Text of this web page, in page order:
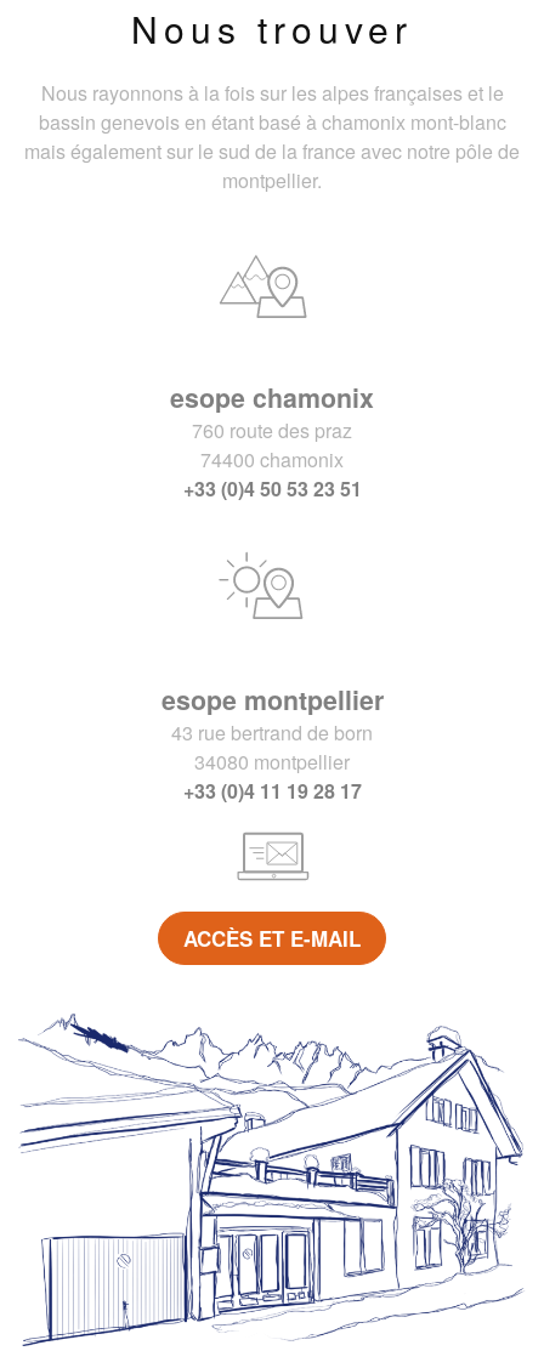
Nous trouver
Nous rayonnons à la fois sur les alpes françaises et le
bassin genevois en étant basé à chamonix mont-blanc
mais également sur le sud de la france avec notre pôle de
montpellier.
esope chamonix
760 route des praz
74400 chamonix
+33 (0)4 50 53 23 51
esope montpellier
43 rue bertrand de born
34080 montpellier
+33 (0)4 11 19 28 17
ACCÈS ET E-MAIL